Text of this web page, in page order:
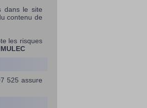
dans le site
contenu de
les risques
525 assure